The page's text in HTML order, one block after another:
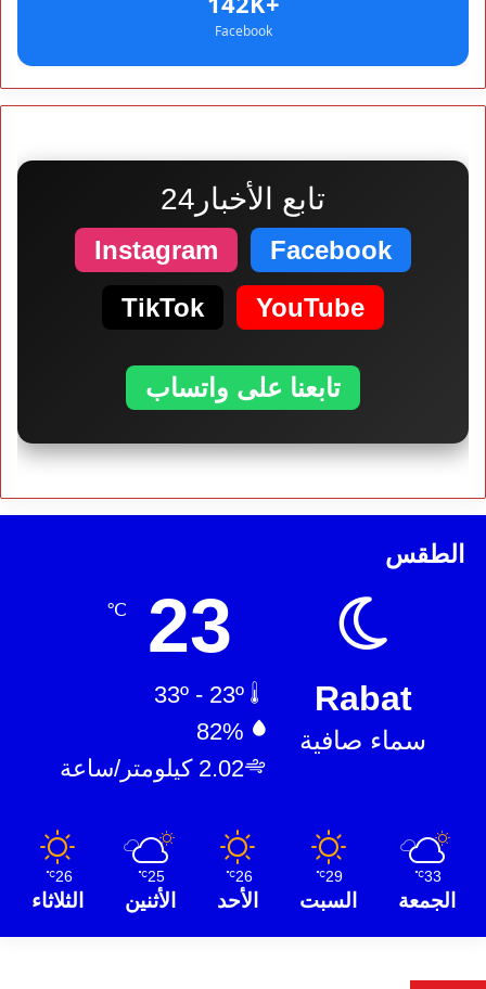
Facebook
تابع الأخبار24
Facebook
Instagram
YouTube
TikTok
تابعنا على واتساب
الطقس
Rabat
سماء صافية
23
℃
82%
2.02 كيلومتر/ساعة
33
℃
الجمعة
29
℃
السبت
26
℃
الأحد
25
℃
الأثنين
26
℃
الثلاثاء